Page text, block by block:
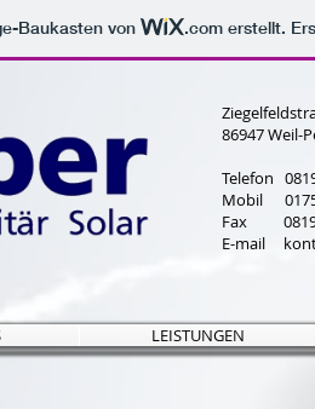
Baukasten von .com erstellt.
LEISTUNGEN
86947 Weil-
Telefon
Mobil 0175
Fax 08195
E-mail